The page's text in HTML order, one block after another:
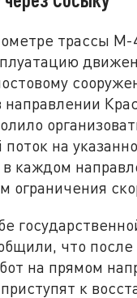
трассы
направлении
на
каждом
ограничения
что
на прямом
к